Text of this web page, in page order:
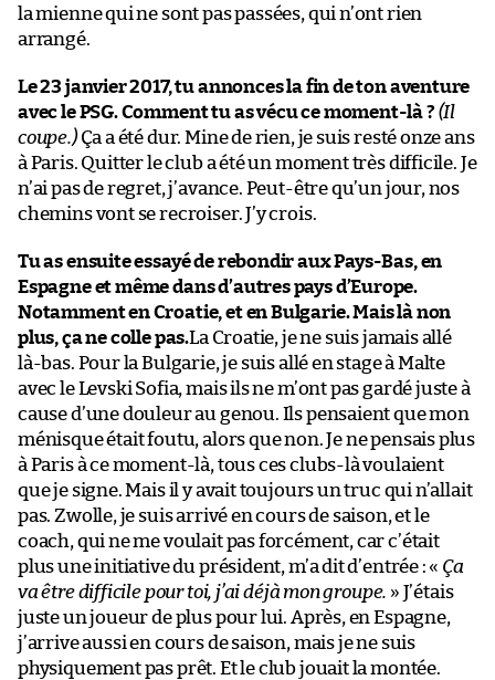
la mienne qui ne sont pas passées, qui n’ont rien
arrangé.
Le 23 janvier 2017, tu annonces la fin de ton aventure
avec le PSG. Comment tu as vécu ce moment-là ? (Il
coupe.)Ça a été dur. Mine de rien, je suis resté onze ans
à Paris. Quitter le club a été un moment très difficile. Je
n’ai pas de regret, j’avance. Peut-être qu’un jour, nos
chemins vont se recroiser. J’y crois.
Tu as ensuite essayé de rebondir aux Pays-Bas, en
Espagne et même dans d’autres pays d’Europe.
Notamment en Croatie, et en Bulgarie. Mais là non
plus, ça ne colle pas.La Croatie, je ne suis jamais allé
là-bas. Pour la Bulgarie, je suis allé en stage à Malte
avec le Levski Sofia, mais ils ne m’ont pas gardé juste à
cause d’une douleur au genou. Ils pensaient que mon
ménisque était foutu, alors que non. Je ne pensais plus
à Paris à ce moment-là, tous ces clubs-là voulaient
que je signe. Mais il y avait toujours un truc qui n’allait
pas. Zwolle, je suis arrivé en cours de saison, et le
coach, qui ne me voulait pas forcément, car c’était
plus une initiative du président, m’a dit d’entrée : « Ça
va être difficile pour toi, j’ai déjà mon groupe. » J’étais
juste un joueur de plus pour lui. Après, en Espagne,
j’arrive aussi en cours de saison, mais je ne suis
physiquement pas prêt. Et le club jouait la montée.